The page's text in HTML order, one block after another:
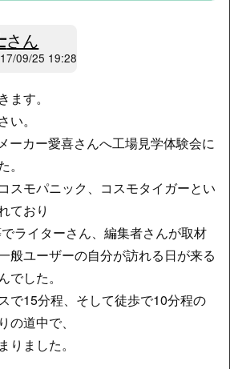
さん
09/25 19:28
す。
。
ーカー愛喜さんへ工場見学体験会に
スモパニック、コスモタイガーとい
ており
ライターさん、編集者さんが取材
般ユーザーの自分が訪れる日が来る
でした。
で15分程、そして徒歩で10分程の
の道中で、
りました。